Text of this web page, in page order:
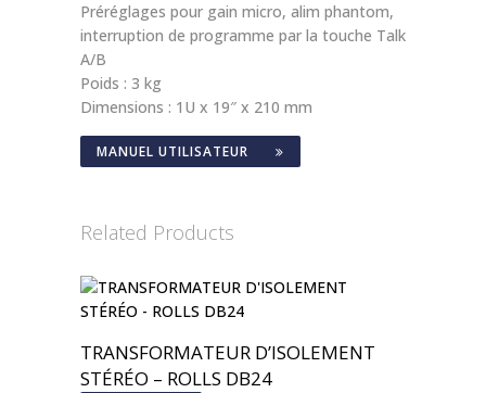
Préréglages pour gain micro, alim phantom,
interruption de programme par la touche Talk
A/B
Poids : 3 kg
Dimensions : 1U x 19″ x 210 mm
MANUEL UTILISATEUR
Related Products
TRANSFORMATEUR D’ISOLEMENT
STÉRÉO – ROLLS DB24